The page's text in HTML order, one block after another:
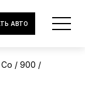
АВТО
900